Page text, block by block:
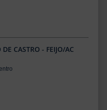
CASTRO - FEIJO/AC